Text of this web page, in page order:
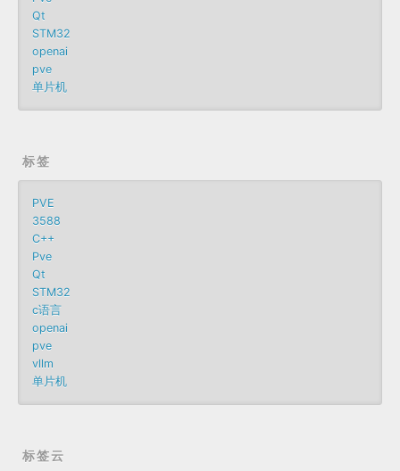
Qt
STM32
openai
pve
单片机
标签
PVE
3588
C++
Pve
Qt
STM32
c语言
openai
pve
vllm
单片机
标签云